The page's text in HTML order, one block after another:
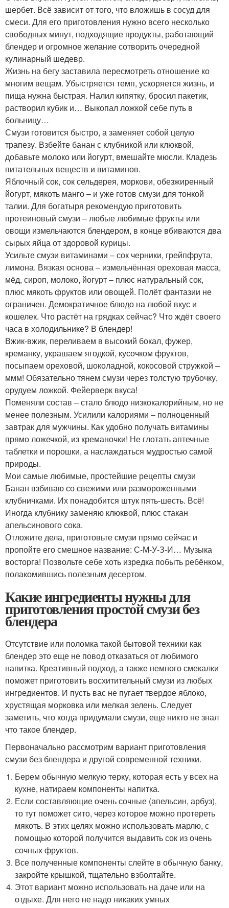
шербет. Всё зависит от того, что вложишь в сосуд для
смеси. Для его приготовления нужно всего несколько
свободных минут, подходящие продукты, работающий
блендер и огромное желание сотворить очередной
кулинарный шедевр.
Жизнь на бегу заставила пересмотреть отношение ко
многим вещам. Убыстряется темп, ускоряется жизнь, и
пища нужна быстрая. Налил кипятку, бросил пакетик,
растворил кубик и… Выкопал ложкой себе путь в
больницу…
Смузи готовится быстро, а заменяет собой целую
трапезу. Взбейте банан с клубникой или клюквой,
добавьте молоко или йогурт, вмешайте мюсли. Кладезь
питательных веществ и витаминов.
Яблочный сок, сок сельдерея, моркови, обезжиренный
йогурт, мякоть манго – и уже готов смузи для тонкой
талии. Для богатыря рекомендую приготовить
протеиновый смузи – любые любимые фрукты или
овощи измельчаются блендером, в конце вбиваются два
сырых яйца от здоровой курицы.
Усильте смузи витаминами – сок черники, грейпфрута,
лимона. Вязкая основа – измельчённая ореховая масса,
мёд, сироп, молоко, йогурт – плюс натуральный сок,
плюс мякоть фруктов или овощей. Полёт фантазии не
ограничен. Демократичное блюдо на любой вкус и
кошелек. Что растёт на грядках сейчас? Что ждёт своего
часа в холодильнике? В блендер!
Вжик-вжик, переливаем в высокий бокал, фужер,
креманку, украшаем ягодкой, кусочком фруктов,
посыпаем ореховой, шоколадной, кокосовой стружкой –
ммм! Обязательно тянем смузи через толстую трубочку,
орудуем ложкой. Фейерверк вкуса!
Поменяли состав – стало блюдо низкокалорийным, но не
менее полезным. Усилили калориями – полноценный
завтрак для мужчины. Как удобно получать витамины
прямо ложечкой, из креманочки! Не глотать аптечные
таблетки и порошки, а наслаждаться мудростью самой
природы.
Мои самые любимые, простейшие рецепты смузи
Банан взбиваю со свежими или размороженными
клубничками. Их понадобится штук пять-шесть. Всё!
Иногда клубнику заменяю клюквой, плюс стакан
апельсинового сока.
Отложите дела, приготовьте смузи прямо сейчас и
пропойте его смешное название: С-М-У-З-И… Музыка
восторга! Позвольте себе хоть изредка побыть ребёнком,
полакомившись полезным десертом.
Какие ингредиенты нужны для
приготовления простой смузи без
блендера
Отсутствие или поломка такой бытовой техники как
блендер это еще не повод отказаться от любимого
напитка. Креативный подход, а также немного смекалки
поможет приготовить восхитительный смузи из любых
ингредиентов. И пусть вас не пугает твердое яблоко,
хрустящая морковка или мелкая зелень. Следует
заметить, что когда придумали смузи, еще никто не знал
что такое блендер.
Первоначально рассмотрим вариант приготовления
смузи без блендера и другой современной техники.
Берем обычную мелкую терку, которая есть у всех на
кухне, натираем компоненты напитка.
Если составляющие очень сочные (апельсин, арбуз),
то тут поможет сито, через которое можно протереть
мякоть. В этих целях можно использовать марлю, с
помощью которой получится выдавить сок из очень
сочных фруктов.
Все полученные компоненты слейте в обычную банку,
закройте крышкой, тщательно взболтайте.
Этот вариант можно использовать на даче или на
отдыхе. Для него не надо никаких умных